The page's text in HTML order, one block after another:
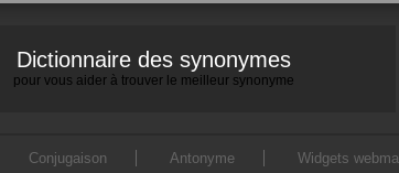
Dictionnaire des synonymes
pour vous aider à trouver le meilleur synonyme
Conjugaison Antonyme Widgets